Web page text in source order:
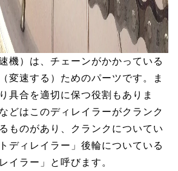
機）は、チェーンがかかっている
変速する）ためのパーツです。ま
具合を適切に保つ役割もありま
どはこのディレイラーがクランク
ものがあり、クランクについてい
ディレイラー」後輪についている
イラー」と呼びます。